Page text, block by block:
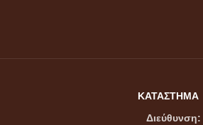
ΚΑΤΑΣΤΗΜΑ
Διεύθυνση: